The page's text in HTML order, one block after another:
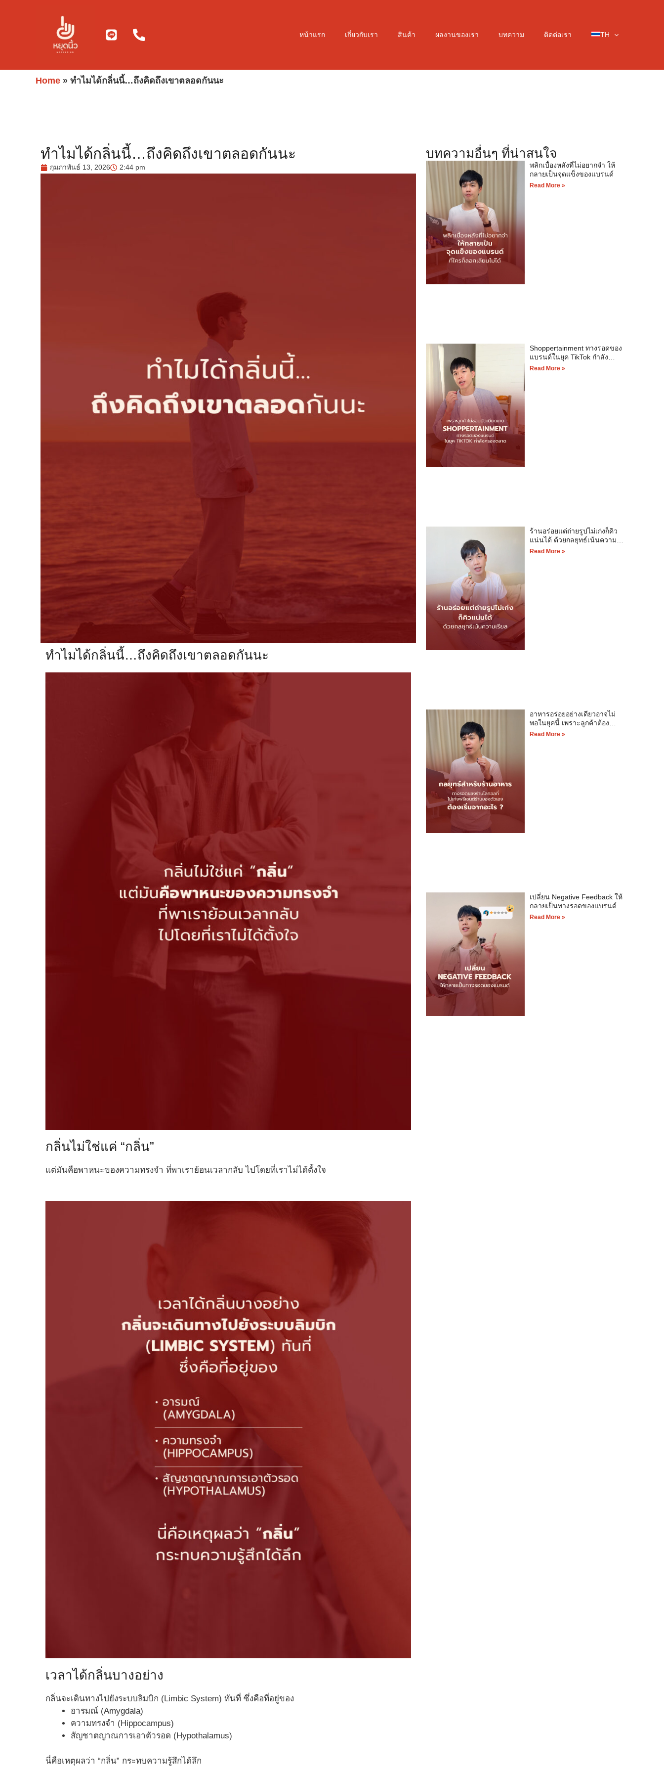
หน้าแรก เกี่ยวกับเรา สินค้า ผลงานของเรา บทความ ติดต่อเรา TH
Home » ทำไมได้กลิ่นนี้…ถึงคิดถึงเขาตลอดกันนะ
ทำไมได้กลิ่นนี้…ถึงคิดถึงเขาตลอดกันนะ
กุมภาพันธ์ 13, 2026 2:44 pm
ทำไมได้กลิ่นนี้…ถึงคิดถึงเขาตลอดกันนะ
กลิ่นไม่ใช่แค่ “กลิ่น”
แต่มันคือพาหนะของความทรงจำ ที่พาเราย้อนเวลากลับ ไปโดยที่เราไม่ได้ตั้งใจ
เวลาได้กลิ่นบางอย่าง
กลิ่นจะเดินทางไปยังระบบลิมบิก (Limbic System) ทันที่ ซึ่งคือที่อยู่ของ
อารมณ์ (Amygdala)
ความทรงจำ (Hippocampus)
สัญชาตญาณการเอาตัวรอด (Hypothalamus)
นี่คือเหตุผลว่า “กลิ่น” กระทบความรู้สึกได้ลึก
บทความอื่นๆ ที่น่าสนใจ
พลิกเบื้องหลังที่ไม่อยากจำ ให้
กลายเป็นจุดแข็งของแบรนด์
Read More »
Shoppertainment ทางรอดของ
แบรนด์ในยุค TikTok กำลัง
ครองตลาด
Read More »
ร้านอร่อยแต่ถ่ายรูปไม่เก่งก็คิว
แน่นได้ ด้วยกลยุทธ์เน้นความเรี
ยล
Read More »
อาหารอร่อยอย่างเดียวอาจไม่
พอในยุคนี้ เพราะลูกค้าต้อง
“รู้จัก” ร้านก่อน
Read More »
เปลี่ยน Negative Feedback ให้
กลายเป็นทางรอดของแบรนด์
Read More »